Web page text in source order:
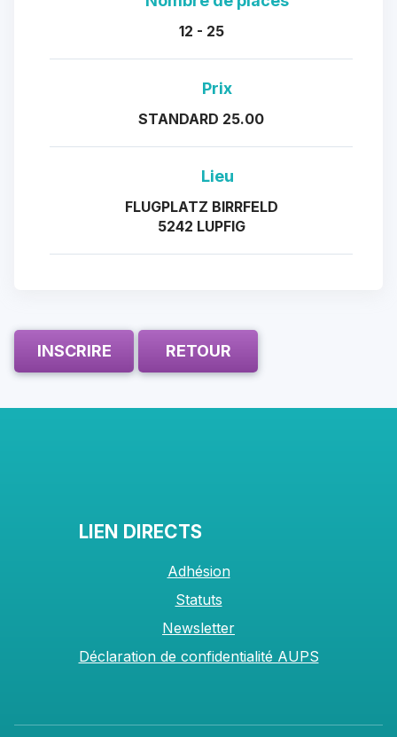
12 - 25
Prix
STANDARD 25.00
Lieu
FLUGPLATZ BIRRFELD
5242 LUPFIG
INSCRIRE RETOUR
LIEN DIRECTS
Adhésion
Statuts
Newsletter
Déclaration de confidentialité AUPS